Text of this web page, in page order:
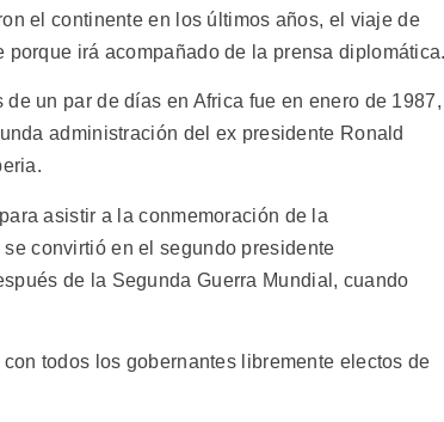
el continente en los últimos años, el viaje de
irá acompañado de la prensa
un par de días en Africa fue en enero de 1987,
administración del ex presidente Ronald
asistir a la conmemoración de la
convirtió en el segundo presidente
de la Segunda Guerra Mundial, cuando
todos los gobernantes libremente electos de